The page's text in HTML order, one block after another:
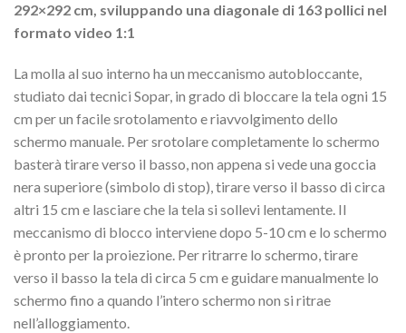
292×292 cm, sviluppando una diagonale di 163 pollici nel
formato video 1:1
La molla al suo interno ha un meccanismo autobloccante,
studiato dai tecnici Sopar, in grado di bloccare la tela ogni 15
cm per un facile srotolamento e riavvolgimento dello
schermo manuale. Per srotolare completamente lo schermo
basterà tirare verso il basso, non appena si vede una goccia
nera superiore (simbolo di stop), tirare verso il basso di circa
altri 15 cm e lasciare che la tela si sollevi lentamente. Il
meccanismo di blocco interviene dopo 5-10 cm e lo schermo
è pronto per la proiezione. Per ritrarre lo schermo, tirare
verso il basso la tela di circa 5 cm e guidare manualmente lo
schermo fino a quando l’intero schermo non si ritrae
nell’alloggiamento.